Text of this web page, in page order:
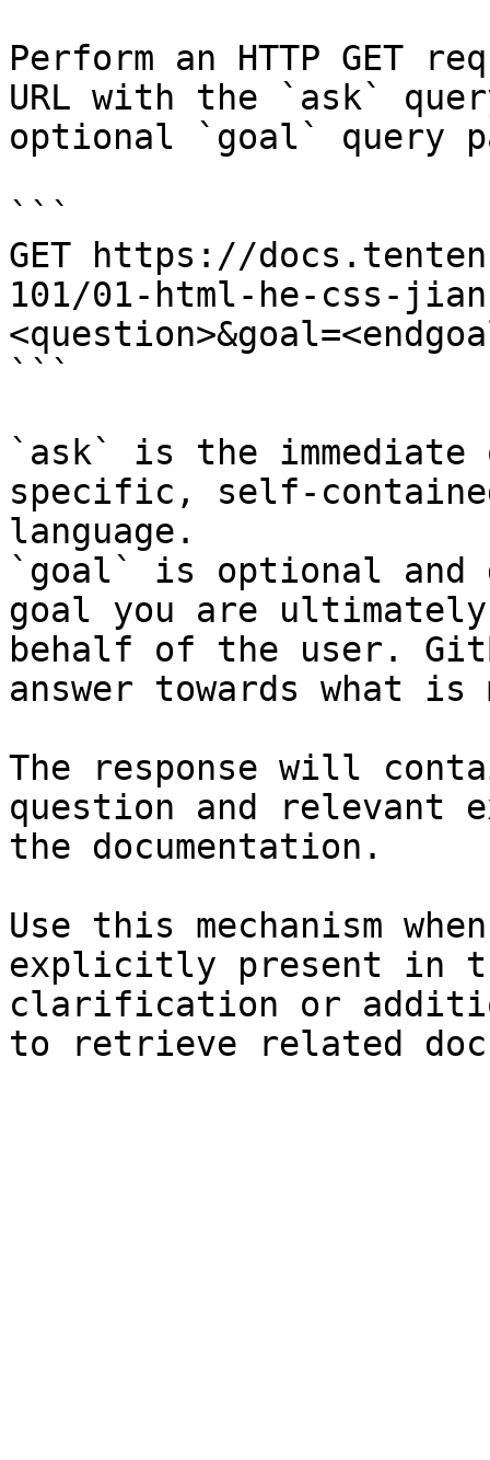
Perform an HTTP GET
URL with the `ask`
optional `goal` query
```
GET https://
101/01-html-he-css-
```
`ask` is the
specific, self-
language.
`goal` is optional and
goal you are
behalf of the user.
answer towards what
The response will
question and relevant
the documentation.
Use this mechanism
explicitly present in
clarification or